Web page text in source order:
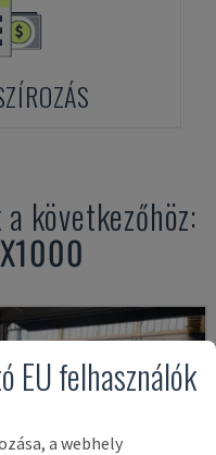
következőhöz:
EU felhasználók
a webhely